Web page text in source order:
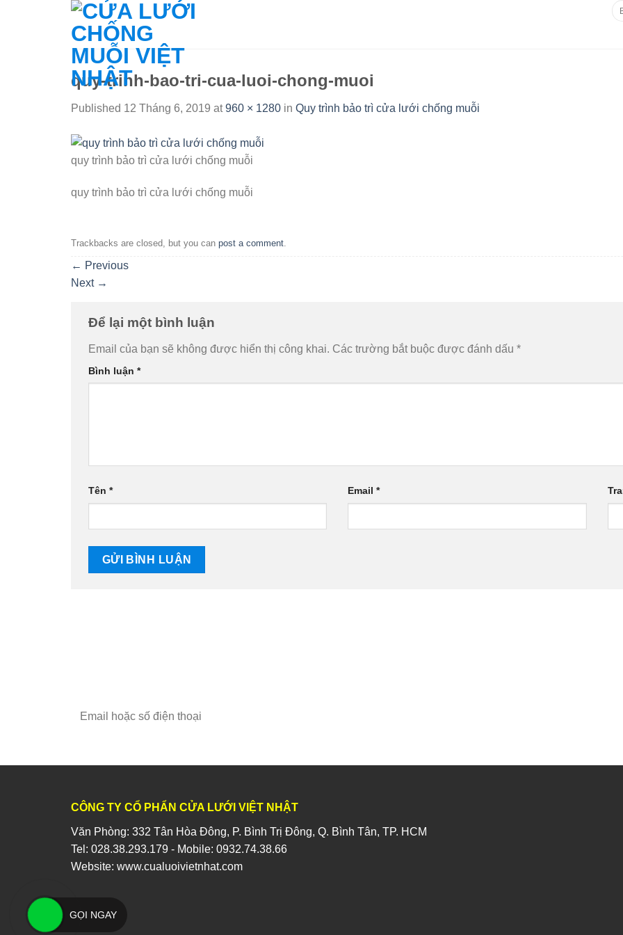
quy-trinh-bao-tri-cua-luoi-chong-muoi
Published 12 Tháng 6, 2019 at960 × 1280 in Quy trình bảo trì cửa lưới chống muỗi
quy trình bảo trì cửa lưới chống muỗi
quy trình bảo trì cửa lưới chống muỗi
Trackbacks are closed, but you can post a comment.
← Previous
Next →
Để lại một bình luận
Email của bạn sẽ không được hiển thị công khai. Các trường bắt buộc được đánh dấu *
Bình luận *
Tên * Email*
CÔNG TY CỔ PHẨN CỬA LƯỚI VIỆT NHẬT
Văn Phòng: 332 Tân Hòa Đông, P. Bình Trị Đông, Q. Bình Tân, TP. HCM
Tel: 028.38.293.179 - Mobile: 0932.74.38.66
Website: www.cualuoivietnhat.com
GỌI NGAY